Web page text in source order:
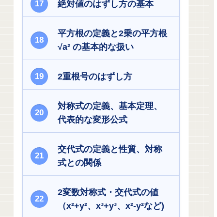
絶対値のはずし方の基本
平方根の定義と2乗の平方根
√a² の基本的な扱い
2重根号のはずし方
対称式の定義、基本定理、
代表的な変形公式
交代式の定義と性質、対称
式との関係
2変数対称式・交代式の値
（x²+y²、x³+y³、x²-y²など)